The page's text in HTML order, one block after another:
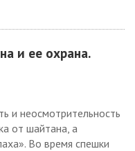
и ее охрана.
и неосмотрительность
от шайтана, а
Во время спешки